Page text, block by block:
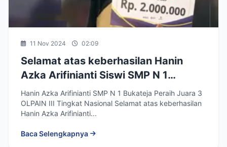
11 Nov 2024 02:09
Selamat atas keberhasilan Hanin
Azka Arifinianti Siswi SMP N 1
Bukateja Meraih Juara 3 Olimpiade
PAI Nasional III
Hanin Azka Arifinianti SMP N 1 Bukateja Peraih Juara 3
OLPAIN III Tingkat Nasional Selamat atas keberhasilan
Hanin Azka Arifinianti...
Baca Selengkapnya